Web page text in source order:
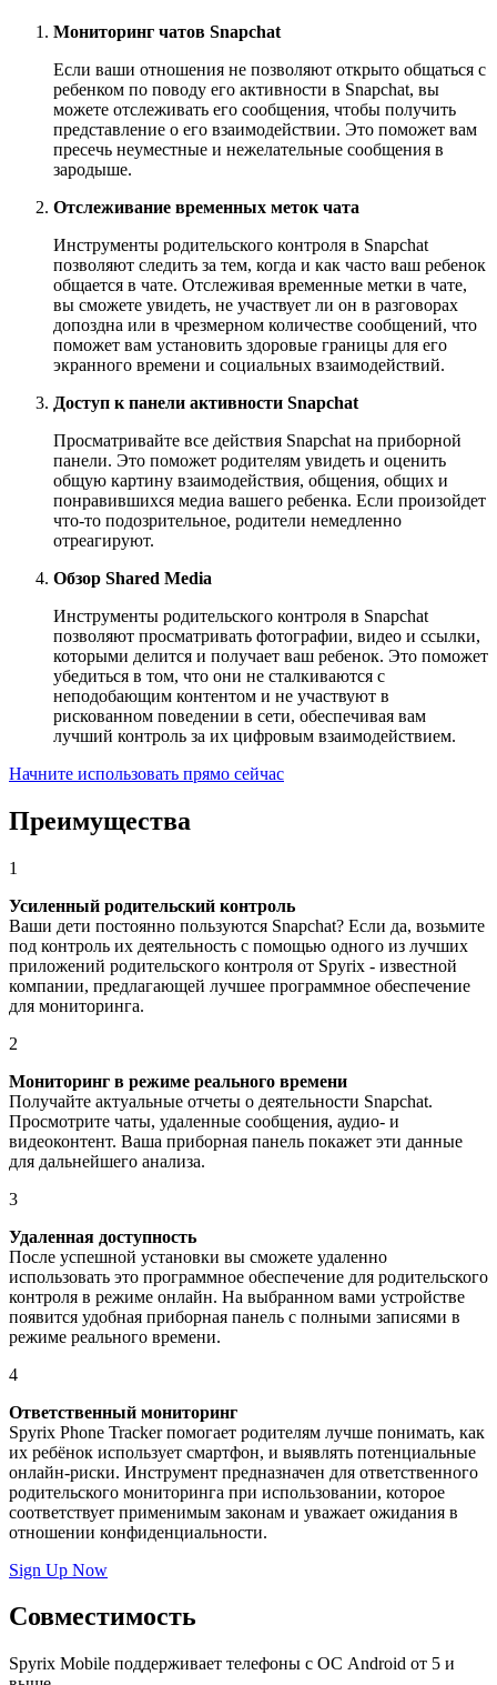
Мониторинг чатов Snapchat
Если ваши отношения не позволяют открыто общаться с
ребенком по поводу его активности в Snapchat, вы
можете отслеживать его сообщения, чтобы получить
представление о его взаимодействии. Это поможет вам
пресечь неуместные и нежелательные сообщения в
зародыше.
Отслеживание временных меток чата
Инструменты родительского контроля в Snapchat
позволяют следить за тем, когда и как часто ваш ребенок
общается в чате. Отслеживая временные метки в чате,
вы сможете увидеть, не участвует ли он в разговорах
допоздна или в чрезмерном количестве сообщений, что
поможет вам установить здоровые границы для его
экранного времени и социальных взаимодействий.
Доступ к панели активности Snapchat
Просматривайте все действия Snapchat на приборной
панели. Это поможет родителям увидеть и оценить
общую картину взаимодействия, общения, общих и
понравившихся медиа вашего ребенка. Если произойдет
что-то подозрительное, родители немедленно
отреагируют.
Обзор Shared Media
Инструменты родительского контроля в Snapchat
позволяют просматривать фотографии, видео и ссылки,
которыми делится и получает ваш ребенок. Это поможет
убедиться в том, что они не сталкиваются с
неподобающим контентом и не участвуют в
рискованном поведении в сети, обеспечивая вам
лучший контроль за их цифровым взаимодействием.
Начните использовать прямо сейчас
Преимущества
1
Усиленный родительский контроль
Ваши дети постоянно пользуются Snapchat? Если да, возьмите
под контроль их деятельность с помощью одного из лучших
приложений родительского контроля от Spyrix - известной
компании, предлагающей лучшее программное обеспечение
для мониторинга.
2
Мониторинг в режиме реального времени
Получайте актуальные отчеты о деятельности Snapchat.
Просмотрите чаты, удаленные сообщения, аудио- и
видеоконтент. Ваша приборная панель покажет эти данные
для дальнейшего анализа.
3
Удаленная доступность
После успешной установки вы сможете удаленно
использовать это программное обеспечение для родительского
контроля в режиме онлайн. На выбранном вами устройстве
появится удобная приборная панель с полными записями в
режиме реального времени.
4
Ответственный мониторинг
Spyrix Phone Tracker помогает родителям лучше понимать, как
их ребёнок использует смартфон, и выявлять потенциальные
онлайн-риски. Инструмент предназначен для ответственного
родительского мониторинга при использовании, которое
соответствует применимым законам и уважает ожидания в
отношении конфиденциальности.
Sign Up Now
Совместимость
Spyrix Mobile поддерживает телефоны с ОС Android от 5 и